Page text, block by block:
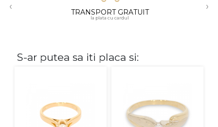
18K
‹ TRANSPORT GRATUIT
la plata cu cardul
›
S-ar putea sa iti placa si: